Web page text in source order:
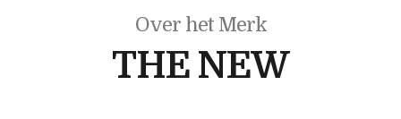
Over het Merk
THE NEW